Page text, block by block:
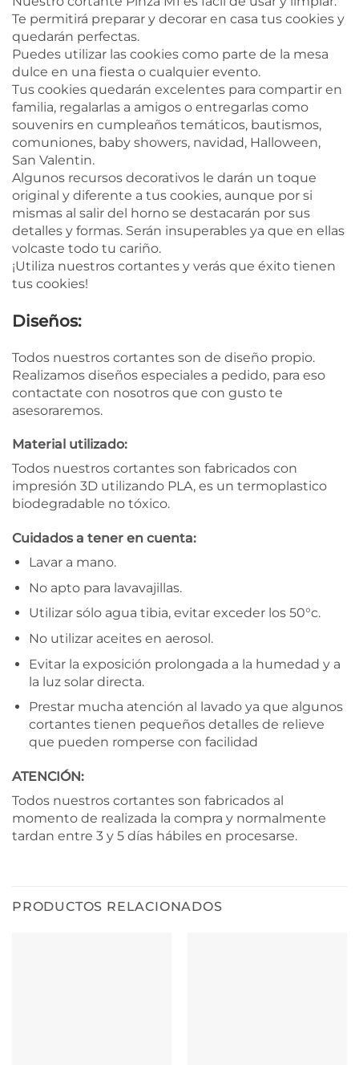
Te permitirá preparar y decorar en casa tus cookies y
quedarán perfectas.
Puedes utilizar las cookies como parte de la mesa
dulce en una fiesta o cualquier evento.
Tus cookies quedarán excelentes para compartir en
familia, regalarlas a amigos o entregarlas como
souvenirs en cumpleaños temáticos, bautismos,
comuniones, baby showers, navidad, Halloween,
San Valentin.
Algunos recursos decorativos le darán un toque
original y diferente a tus cookies, aunque por si
mismas al salir del horno se destacarán por sus
detalles y formas. Serán insuperables ya que en ellas
volcaste todo tu cariño.
¡Utiliza nuestros cortantes y verás que éxito tienen
tus cookies!
Diseños:
Todos nuestros cortantes son de diseño propio.
Realizamos diseños especiales a pedido, para eso
contactate con nosotros que con gusto te
asesoraremos.
Material utilizado:
Todos nuestros cortantes son fabricados con
impresión 3D utilizando PLA, es un termoplastico
biodegradable no tóxico.
Cuidados a tener en cuenta:
Lavar a mano.
No apto para lavavajillas.
Utilizar sólo agua tibia, evitar exceder los 50°c.
No utilizar aceites en aerosol.
Evitar la exposición prolongada a la humedad y a
la luz solar directa.
Prestar mucha atención al lavado ya que algunos
cortantes tienen pequeños detalles de relieve
que pueden romperse con facilidad
ATENCIÓN:
Todos nuestros cortantes son fabricados al
momento de realizada la compra y normalmente
tardan entre 3 y 5 días hábiles en procesarse.
PRODUCTOS RELACIONADOS